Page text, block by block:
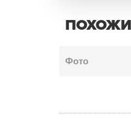
Фото